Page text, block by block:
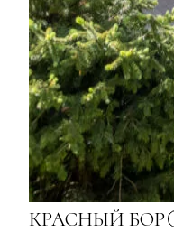
КРАСНЫЙ БОР